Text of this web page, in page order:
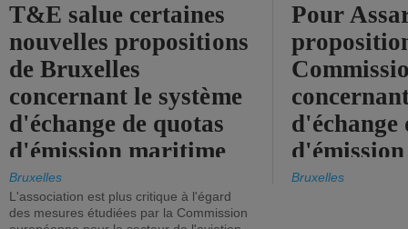
T&E salue certaines
nouvelles propositions
de Bruxelles
concernant le système
d'échange de quotas
d'émission maritime
de l'UE.
Bruxelles
L'association est plus critique à l'égard
des mesures étudiées par la Commission
Pour
d'échange
timide,
Bruxelles